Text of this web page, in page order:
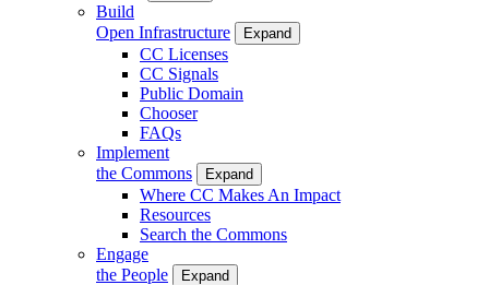
Build
Open Infrastructure
Expand
CC Licenses
CC Signals
Public Domain
Chooser
FAQs
Implement
the Commons
Expand
Where CC Makes An Impact
Resources
Search the Commons
Engage
the People
Expand